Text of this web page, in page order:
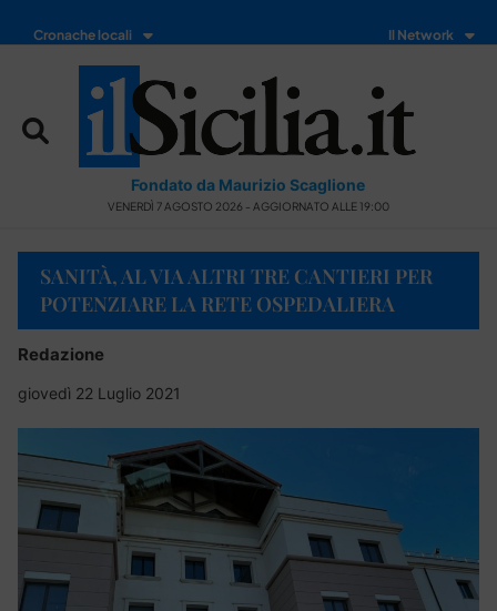
Cronache locali Il Network
Fondato da Maurizio Scaglione
VENERDÌ 7 AGOSTO 2026 - AGGIORNATO ALLE 19:00
SANITÀ, AL VIA ALTRI TRE CANTIERI PER
POTENZIARE LA RETE OSPEDALIERA
Redazione
giovedì 22 Luglio 2021